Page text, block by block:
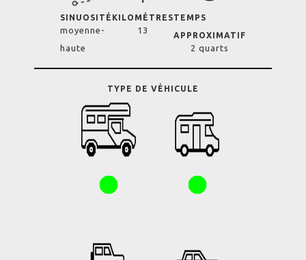
SINUOSITÉ
moyenne-
haute
KILOMÉTRES
13
TEMPS
APPROXIMATIF
2 quarts
TYPE DE VÉHICULE